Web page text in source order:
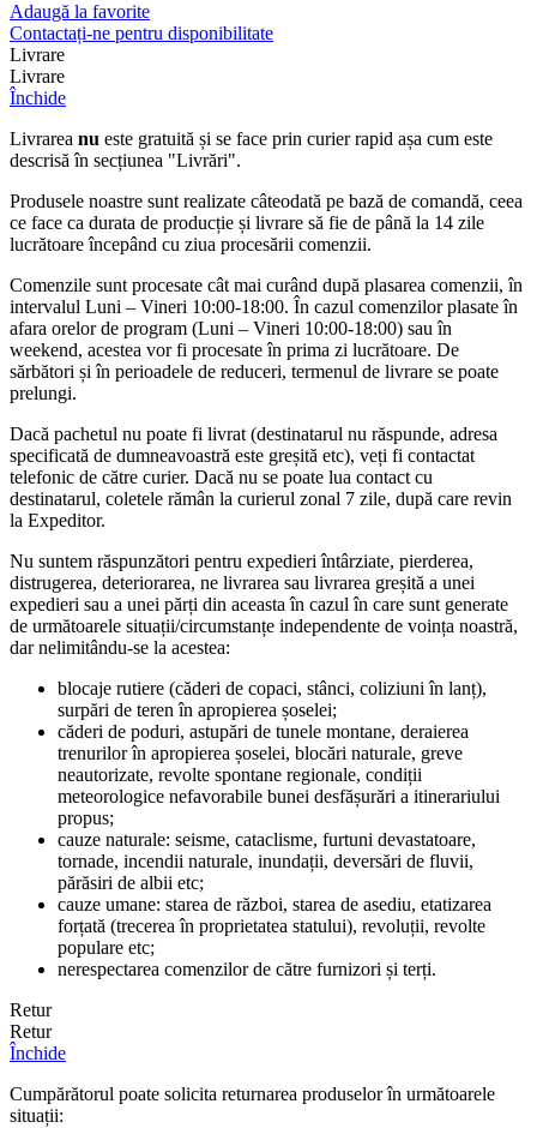
Adaugă la favorite
Contactați-ne pentru disponibilitate
Livrare
Livrare
Închide
Livrarea nu este gratuită și se face prin curier rapid așa cum este
descrisă în secțiunea "Livrări".
Produsele noastre sunt realizate câteodată pe bază de comandă, ceea
ce face ca durata de producție și livrare să fie de până la 14 zile
lucrătoare începând cu ziua procesării comenzii.
Comenzile sunt procesate cât mai curând după plasarea comenzii, în
intervalul Luni – Vineri 10:00-18:00. În cazul comenzilor plasate în
afara orelor de program (Luni – Vineri 10:00-18:00) sau în
weekend, acestea vor fi procesate în prima zi lucrătoare. De
sărbători și în perioadele de reduceri, termenul de livrare se poate
prelungi.
Dacă pachetul nu poate fi livrat (destinatarul nu răspunde, adresa
specificată de dumneavoastră este greșită etc), veți fi contactat
telefonic de către curier. Dacă nu se poate lua contact cu
destinatarul, coletele rămân la curierul zonal 7 zile, după care revin
la Expeditor.
Nu suntem răspunzători pentru expedieri întârziate, pierderea,
distrugerea, deteriorarea, ne livrarea sau livrarea greșită a unei
expedieri sau a unei părți din aceasta în cazul în care sunt generate
de următoarele situații/circumstanțe independente de voința noastră,
dar nelimitându-se la acestea:
blocaje rutiere (căderi de copaci, stânci, coliziuni în lanț),
surpări de teren în apropierea șoselei;
căderi de poduri, astupări de tunele montane, deraierea
trenurilor în apropierea șoselei, blocări naturale, greve
neautorizate, revolte spontane regionale, condiții
meteorologice nefavorabile bunei desfășurări a itinerariului
propus;
cauze naturale: seisme, cataclisme, furtuni devastatoare,
tornade, incendii naturale, inundații, deversări de fluvii,
părăsiri de albii etc;
cauze umane: starea de război, starea de asediu, etatizarea
forțată (trecerea în proprietatea statului), revoluții, revolte
populare etc;
nerespectarea comenzilor de către furnizori și terți.
Retur
Retur
Închide
Cumpărătorul poate solicita returnarea produselor în următoarele
situații: